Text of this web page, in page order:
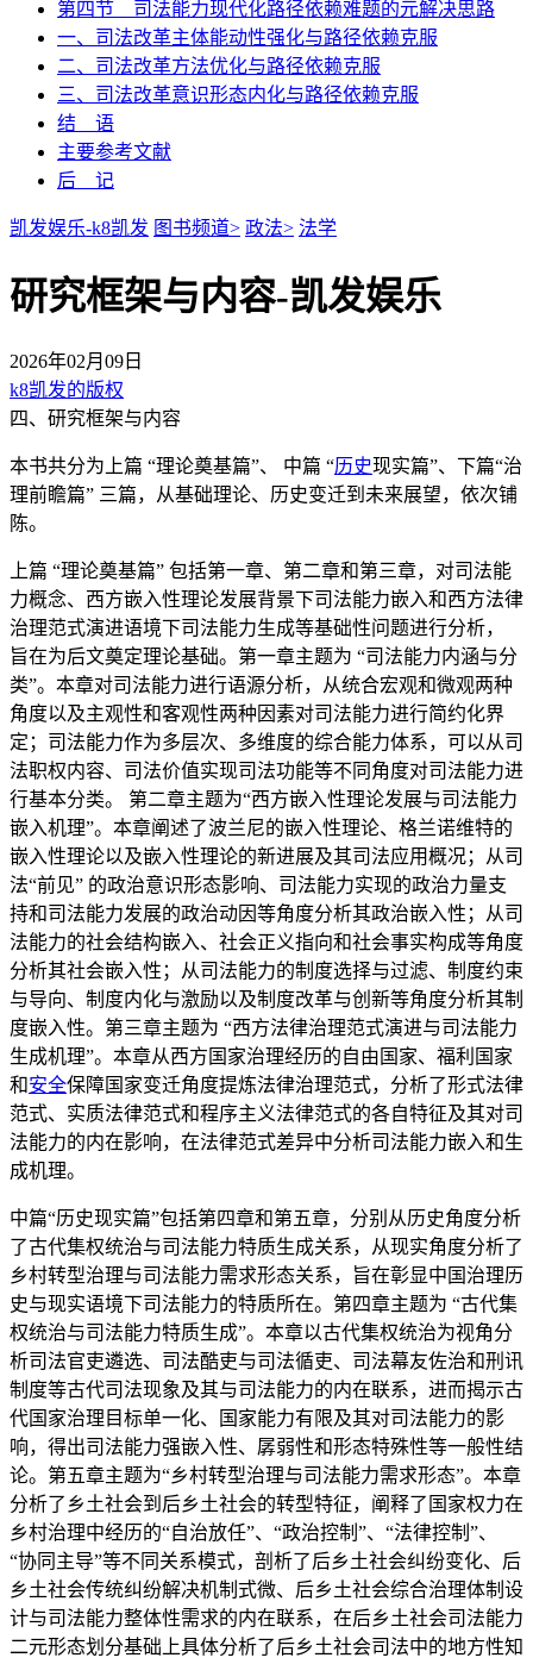
第四节 司法能力现代化路径依赖难题的元解决思路
一、司法改革主体能动性强化与路径依赖克服
二、司法改革方法优化与路径依赖克服
三、司法改革意识形态内化与路径依赖克服
结 语
主要参考文献
后 记
凯发娱乐-k8凯发 图书频道> 政法> 法学
研究框架与内容-凯发娱乐
2026年02月09日
k8凯发的版权
四、研究框架与内容
本书共分为上篇 “理论奠基篇”、 中篇 “历史现实篇”、下篇“治
理前瞻篇” 三篇，从基础理论、历史变迁到未来展望，依次铺
陈。
上篇 “理论奠基篇” 包括第一章、第二章和第三章，对司法能
力概念、西方嵌入性理论发展背景下司法能力嵌入和西方法律
治理范式演进语境下司法能力生成等基础性问题进行分析，
旨在为后文奠定理论基础。第一章主题为 “司法能力内涵与分
类”。本章对司法能力进行语源分析，从统合宏观和微观两种
角度以及主观性和客观性两种因素对司法能力进行简约化界
定；司法能力作为多层次、多维度的综合能力体系，可以从司
法职权内容、司法价值实现司法功能等不同角度对司法能力进
行基本分类。 第二章主题为“西方嵌入性理论发展与司法能力
嵌入机理”。本章阐述了波兰尼的嵌入性理论、格兰诺维特的
嵌入性理论以及嵌入性理论的新进展及其司法应用概况；从司
法“前见” 的政治意识形态影响、司法能力实现的政治力量支
持和司法能力发展的政治动因等角度分析其政治嵌入性；从司
法能力的社会结构嵌入、社会正义指向和社会事实构成等角度
分析其社会嵌入性；从司法能力的制度选择与过滤、制度约束
与导向、制度内化与激励以及制度改革与创新等角度分析其制
度嵌入性。第三章主题为 “西方法律治理范式演进与司法能力
生成机理”。本章从西方国家治理经历的自由国家、福利国家
和安全保障国家变迁角度提炼法律治理范式，分析了形式法律
范式、实质法律范式和程序主义法律范式的各自特征及其对司
法能力的内在影响，在法律范式差异中分析司法能力嵌入和生
成机理。
中篇“历史现实篇”包括第四章和第五章，分别从历史角度分析
了古代集权统治与司法能力特质生成关系，从现实角度分析了
乡村转型治理与司法能力需求形态关系，旨在彰显中国治理历
史与现实语境下司法能力的特质所在。第四章主题为 “古代集
权统治与司法能力特质生成”。本章以古代集权统治为视角分
析司法官吏遴选、司法酷吏与司法循吏、司法幕友佐治和刑讯
制度等古代司法现象及其与司法能力的内在联系，进而揭示古
代国家治理目标单一化、国家能力有限及其对司法能力的影
响，得出司法能力强嵌入性、孱弱性和形态特殊性等一般性结
论。第五章主题为“乡村转型治理与司法能力需求形态”。本章
分析了乡土社会到后乡土社会的转型特征，阐释了国家权力在
乡村治理中经历的“自治放任”、“政治控制”、“法律控制”、
“协同主导”等不同关系模式，剖析了后乡土社会纠纷变化、后
乡土社会传统纠纷解决机制式微、后乡土社会综合治理体制设
计与司法能力整体性需求的内在联系，在后乡土社会司法能力
二元形态划分基础上具体分析了后乡土社会司法中的地方性知